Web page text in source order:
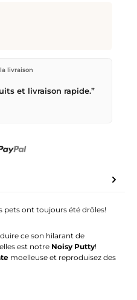
notre entrepôt à Kriens,
CHF 70
par la Poste Suisse.
livraison
et livraison rapide.”
pets ont toujours été drôles!
ce son hilarant de
est notre Noisy Putty!
moelleuse et reproduisez des